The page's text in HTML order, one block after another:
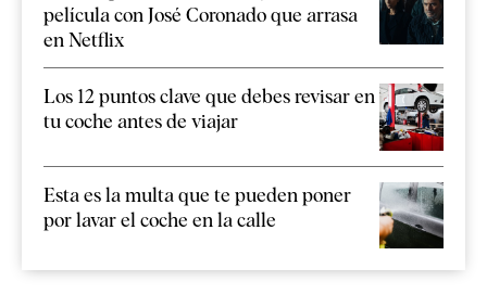
película con José Coronado que arrasa
en Netflix
Los 12 puntos clave que debes revisar en
tu coche antes de viajar
Esta es la multa que te pueden poner
por lavar el coche en la calle